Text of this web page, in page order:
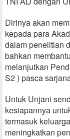
Dirinya akan
kepada para
dalam penelitian
bahkan
melanjutkan
S2 ) pasca
Untuk Unjani
kesiapannya
termasuk
meningkatkan